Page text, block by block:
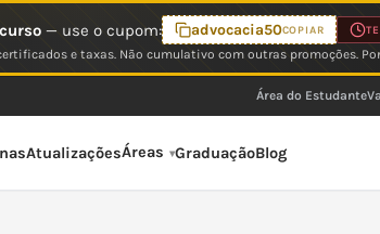
— use o cupom: advocacia50COPIAR
e taxas. Não cumulativo com outras promoções.
Área do Estudante
AtualizaçõesÁreas GraduaçãoBlog